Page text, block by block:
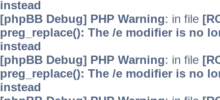
instead
[phpBB Debug] PHP Warning: in file
preg_replace(): The /e modifier is no
instead
[phpBB Debug] PHP Warning: in file
preg_replace(): The /e modifier is no
instead